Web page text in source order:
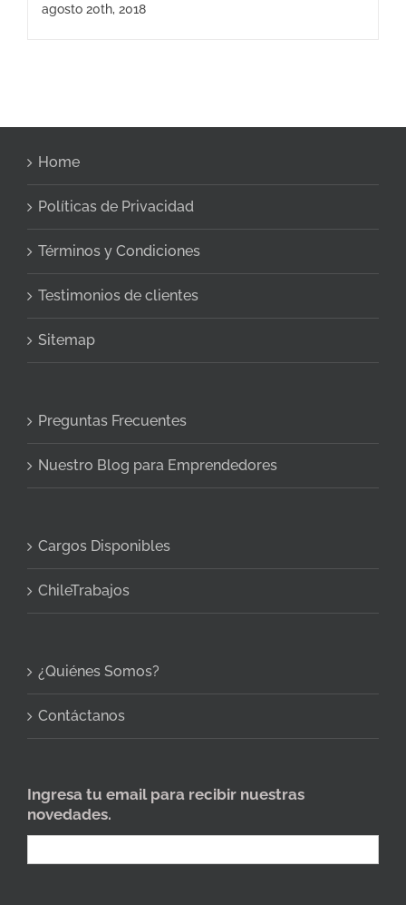
agosto 20th, 2018
Home
Políticas de Privacidad
Términos y Condiciones
Testimonios de clientes
Sitemap
Preguntas Frecuentes
Nuestro Blog para Emprendedores
Cargos Disponibles
ChileTrabajos
¿Quiénes Somos?
Contáctanos
Ingresa tu email para recibir nuestras
novedades.